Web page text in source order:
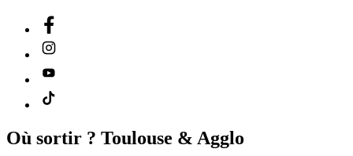
Où sortir ? Toulouse & Agglo